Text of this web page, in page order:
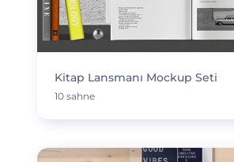
Kitap Lansmanı Mockup Seti
10 sahne